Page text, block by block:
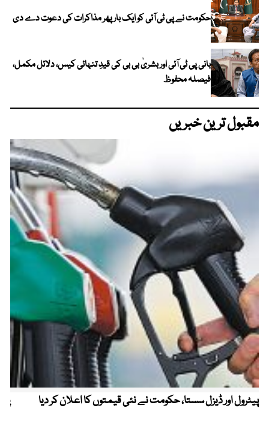
حکومت نے پی ٹی آئی کو ایک بارپھر مذاکرات کی دعوت دے دی
بانی پی ٹی آئی اور بشریٰ بی بی کی قیدِ تنہائی کیس، دلائل مکمل،
فیصلہ محفوظ
مقبول ترین خبریں
پیٹرول اور ڈیزل سستا، حکومت نے نئی قیمتوں کا اعلان کر دیا